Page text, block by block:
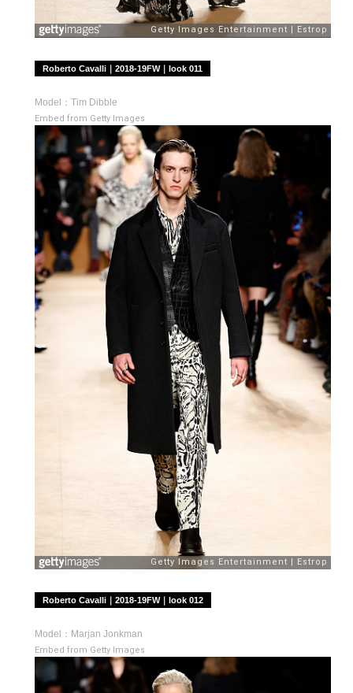
Roberto Cavalli｜2018-19FW｜look 011
Model：Tim Dibble
Embed from Getty Images
Roberto Cavalli｜2018-19FW｜look 012
Model：Marjan Jonkman
Embed from Getty Images